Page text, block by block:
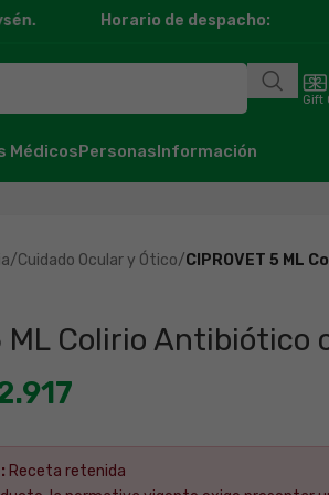
Horario de despacho: 11:00 h a
Gift
MédicosPersonasInformación
/Cuidado Ocular y Ótico/CIPROVET 5 ML
ML Colirio
Receta retenida